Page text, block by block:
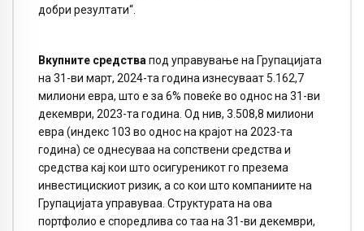
добри резултати“.
Вкупните средства под управување на Групацијата
на 31-ви март, 2024-та година изнесуваат 5.162,7
милиони евра, што е за 6% повеќе во однос на 31-ви
декември, 2023-та година. Од нив, 3.508,8 милиони
евра (индекс 103 во однос на крајот на 2023-та
година) се однесуваа на сопствени средства и
средства кај кои што осигуреникот го презема
инвестицискиот ризик, а со кои што компаниите на
Групацијата управуваа. Структурата на ова
портфолио е споредлива со таа на 31-ви декември,